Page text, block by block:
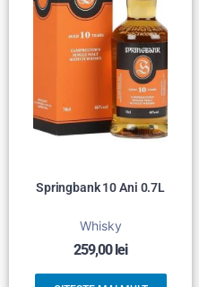
Springbank 10 Ani 0.7L
Whisky
259,00lei